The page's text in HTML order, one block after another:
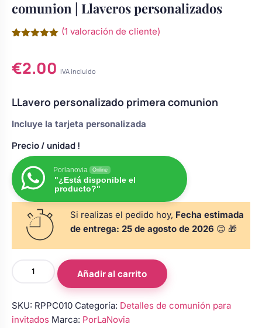
para arras
porta alianzas
de boda
y pala tarta
damas de honor
bebé boda
floral coche
Perchas de comunión
personalizadas
Sorpresas y Diversión
Detalles de comunión para invitados
Ver todo
Bolsos personalizados
Neceseres personalizados
Otros regalos
Ver todo
comunion | Llaveros personalizados
de 5 en
base a
cliente
(1 valoración de cliente)
€2.00 IVA incluido
LLavero personalizado primera comunion
Incluye la tarjeta personalizada
Precio/ unidad !
Porlanovia Online
"¿Está disponible el
producto?"
Si realizas el pedido hoy, Fecha estimada
de entrega: 25 de agosto de 2026 😊 🎁
personalizado
comunion
|
Añadir al carrito
SKU: RPPC010 Categoría: Detalles de comunión para
invitados Marca: PorLaNovia